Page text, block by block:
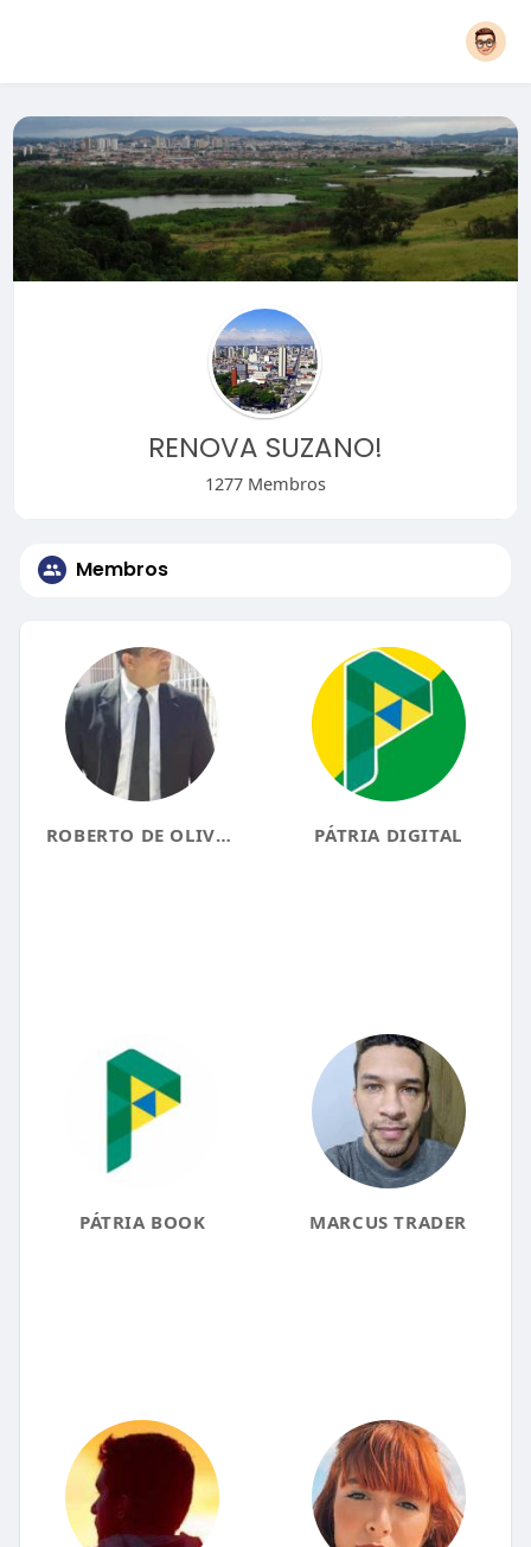
RENOVA SUZANO!
1277 Membros
Membros
ROBERTO DE OLIVEIRA PÁTRIA DIGITAL
PÁTRIA BOOK MARCUS TRADER